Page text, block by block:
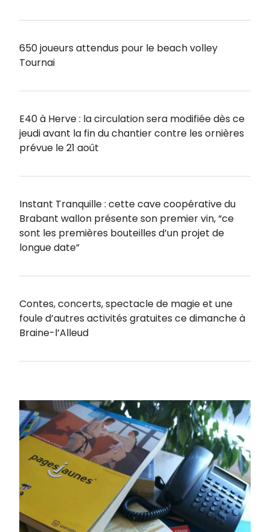
650 joueurs attendus pour le beach volley
Tournai
E40 à Herve : la circulation sera modifiée dès ce
jeudi avant la fin du chantier contre les ornières
prévue le 21 août
Instant Tranquille : cette cave coopérative du
Brabant wallon présente son premier vin, “ce
sont les premières bouteilles d’un projet de
longue date”
Contes, concerts, spectacle de magie et une
foule d’autres activités gratuites ce dimanche à
Braine-l’Alleud